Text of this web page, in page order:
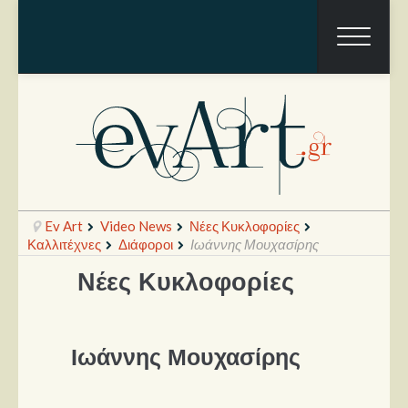
Ραπόρτο
Θέατρο
Ev Art Video News
Νέες Κυκλοφορίες
Καλλιτέχνες
Διάφοροι Ιωάννης Μουχασίρης
Νέες Κυκλοφορίες
Ιωάννης Μουχασίρης